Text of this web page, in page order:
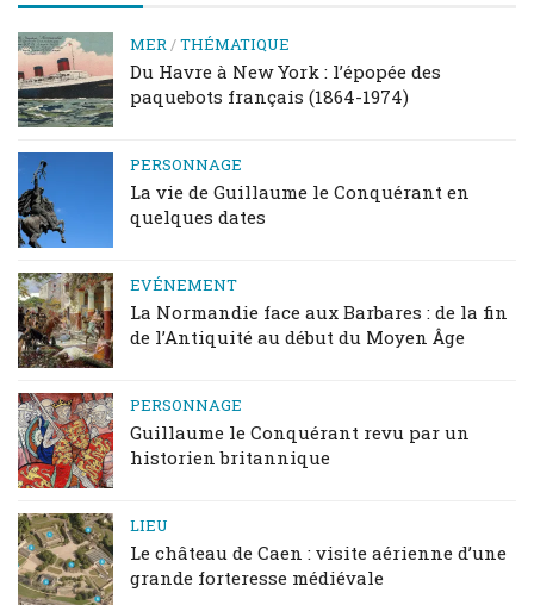
MER/THÉMATIQUE
Du Havre à New York : l’épopée des
paquebots français (1864-1974)
PERSONNAGE
La vie de Guillaume le Conquérant en
quelques dates
EVÉNEMENT
La Normandie face aux Barbares : de la fin
de l’Antiquité au début du Moyen Âge
PERSONNAGE
Guillaume le Conquérant revu par un
historien britannique
LIEU
Le château de Caen : visite aérienne d’une
grande forteresse médiévale